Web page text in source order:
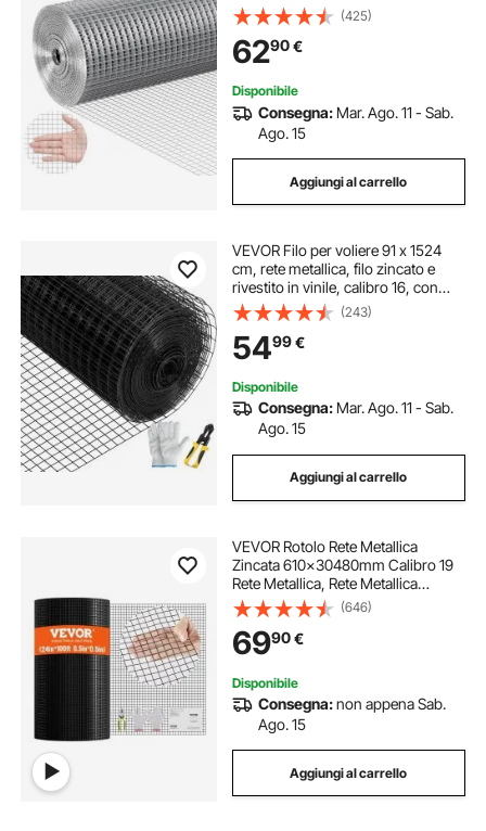
caldo, recinzione metallica per polli,
rete metallica per gabbie per
conigli, giardino
(425)
6290€
Disponibile
Consegna: Mar. Ago. 11 - Sab.
Ago. 15
Aggiungi al carrello
VEVOR Filo per voliere 91 x 1524
cm, rete metallica, filo zincato e
rivestito in vinile, calibro 16, con
pinze da taglio, per recinzioni da
giardino e recinti per animali
domestici
(243)
5499€
Disponibile
Consegna: Mar. Ago. 11 - Sab.
Ago. 15
Aggiungi al carrello
VEVOR Rotolo Rete Metallica
Zincata 610x30480mm Calibro 19
Rete Metallica, Rete Metallica
Rivestita in Vinile per Recinzioni per
Pollai, Recinzioni per Serpenti di
Conigli, Recinti Pollame
(646)
6990€
Disponibile
Consegna:non appena Sab.
Ago. 15
Aggiungi al carrello